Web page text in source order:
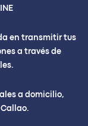
en transmitir tus
a través de
a domicilio,